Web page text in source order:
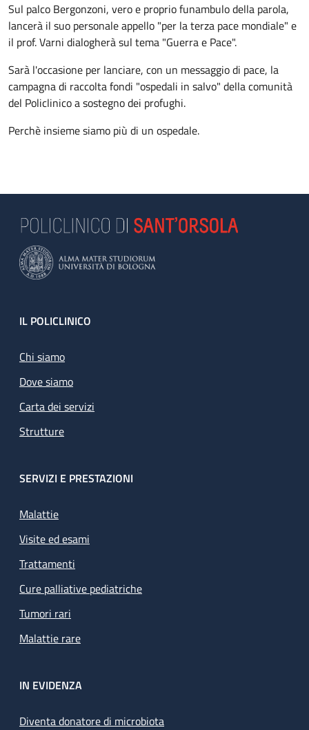
Sul palco Bergonzoni, vero e proprio funambulo della parola,
lancerà il suo personale appello "per la terza pace mondiale" e
il prof. Varni dialogherà sul tema "Guerra e Pace".
Sarà l'occasione per lanciare, con un messaggio di pace, la
campagna di raccolta fondi "ospedali in salvo" della comunità
del Policlinico a sostegno dei profughi.
Perchè insieme siamo più di un ospedale.
Footer
IL POLICLINICO
Chi siamo
Dove siamo
Carta dei servizi
Strutture
SERVIZI E PRESTAZIONI
Malattie
Visite ed esami
Trattamenti
Cure palliative pediatriche
Tumori rari
Malattie rare
IN EVIDENZA
Diventa donatore di microbiota